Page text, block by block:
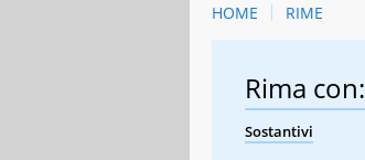
HOME RIME
Rima con:
Sostantivi